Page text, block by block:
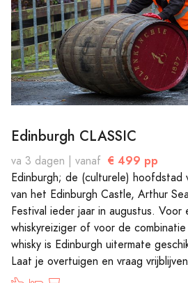
Edinburgh CLASSIC
va 3 dagen | vanaf € 499 pp
Edinburgh; de (culturele) hoofdstad
van het Edinburgh Castle, Arthur
Festival ieder jaar in augustus. Voor
whiskyreiziger of voor de
whisky is Edinburgh uitermate
Laat je overtuigen en vraag